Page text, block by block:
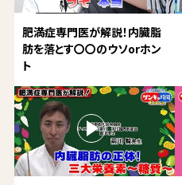
肥満症専門医が解説！内臓脂
肪を落とす〇〇のウソorホン
ト